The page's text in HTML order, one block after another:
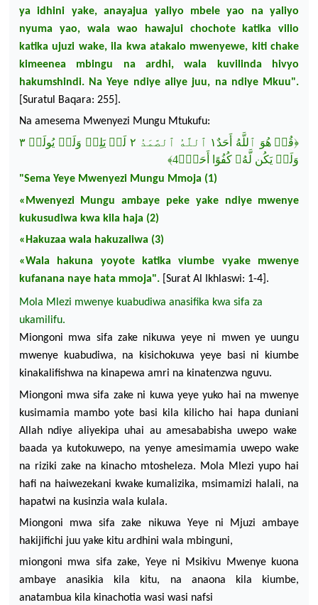
ya
idhini yake,anayajua yaliyo mbele yao na
yaliyo
nyuma
yao, wala wao hawajui chochote katika
vilio
katika ujuzi wake,ila kwa atakalo mwenyewe, kiti chake
kimeenea
mbingu na ardhi,wala kuvilinda
hivyo
hakumshindi. Na Yeye ndiye aliye juu, na ndiye Mkuu".
Suratul Baqara: 255].
Na amesema Mwenyezi Mungu Mtukufu:
﴿قُلۡ هُوَ ٱللَّهُ أَحَدٌ١ ٱللَّهُ ٱلصَّمَدُ لَمۡ يَلِدۡ وَلَمۡ يُولَدۡ ٣
وَلَمۡ يَكُن لَّهُۥ كُفُوًا أَحَدُۢ4 ﴾
"Sema Yeye MwenyeziMungu Mmoja (1)
« Mwenyezi Mungu ambaye peke yake ndiye mwenye
kukusudiwa kwa kila haja (2)
« Hakuzaa wala hakuzaliwa (3)
«Wala hakuna yoyote katika viumbe vyake
mwenye
kufanana naye hata mmoja".[Surat Al Ikhlaswi: 1-4].
Mola Mlezi mwenye kuabudiwa anasifika kwa sifa za
ukamilifu.
Miongoni mwa sifa zake nikuwa yeye ni mwenye uungu
mwenye kuabudiwa, na kisichokuwa yeye basi ni
kiumbe
kinakalifishwa na kinapewa amri na kinatenzwa nguvu.
Miongoni mwa sifa zake ni kuwa yeye yuko hai na mwenye
kusimamia mambo yote basi kila kilicho hai hapaduniani
Allah ndiye aliyekipa uhai au amesababisha uwepo wake
baada ya kutokuwepo, na yenye amesimamia uwepo wake
na riziki zake na kinacho mtosheleza. Mola Mlezi yupo hai
hafi na haiwezekani kwake kumalizika, msimamizi halali, na
hapatwi na kusinzia wala kulala.
Miongoni mwa sifa zake nikuwa Yeye ni Mjuzi ambaye
hakijifichi juu yake kitu ardhini wala mbinguni,
miongoni mwa sifa zake, Yeye ni Msikivu Mwenye kuona
ambaye anasikia kila kitu, na anaona kila kiumbe,
anatambua kila kinachotia wasi wasi nafsi